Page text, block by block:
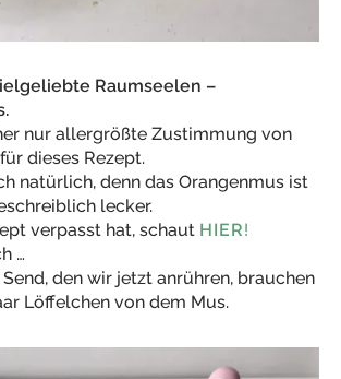
Raumseelen –
nur allergrößte Zustimmung von
dieses Rezept.
natürlich, denn das Orangenmus ist
lecker.
verpasst hat, schaut HIER!
…
den wir jetzt anrühren, brauchen
Löffelchen von dem Mus.